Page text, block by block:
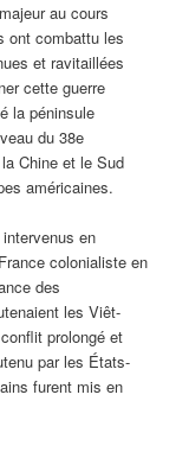
au cours
ont combattu les
et ravitaillées
cette guerre
la péninsule
du 38e
Chine et le Sud
américaines.
en
colonialiste en
des
les Viêt-
prolongé et
par les États-
furent mis en